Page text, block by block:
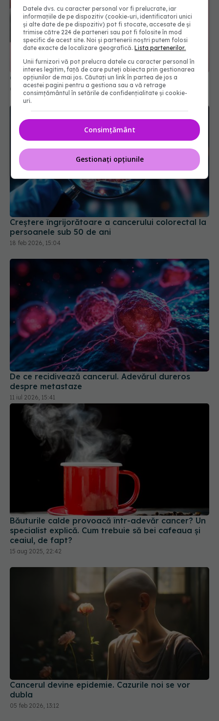
Cancerul la sân afectează tot mai multe femei
02 dec 2025, 15:45
Creștere îngrijorătoare a cancerului colorectal la
persoanele sub 50 de ani
18 feb 2026, 15:04
De ce recidivează cancerul. Adevărul dureros
despre metastaze
11 iul 2026, 15:41
Băuturile calde provoacă într-adevăr cancer? Un
specialist explică. Cum trebuie să bei cafeaua și
ceaiul, de fapt?
15 aug 2025, 22:42
Cancerul devine epidemie. Cazurile noi se vor
dubla
05 feb 2026, 13:12
Datele dvs. cu caracter personal vor fi prelucrate, iar
informațiile de pe dispozitiv (cookie-uri, identificatori unici
și alte date de pe dispozitiv) pot fi stocate, accesate de și
trimise către 224 de parteneri sau pot fi folosite în mod
specific de acest site. Noi și partenerii noștri putem folosi
date exacte de localizare geografică.Lista partenerilor.
Unii furnizori vă pot prelucra datele cu caracter personal în
interes legitim, față de care puteți obiecta prin gestionarea
opțiunilor de mai jos. Căutați un link în partea de jos a
acestei pagini pentru a gestiona sau a vă retrage
consimțământul în setările de confidențialitate și cookie-
uri.
Consimțământ
Gestionați opțiunile